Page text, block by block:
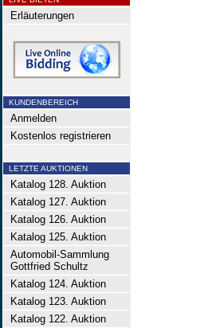
Erläuterungen
KUNDENBEREICH
Anmelden
Kostenlos registrieren
LETZTE AUKTIONEN
Katalog 128. Auktion
Katalog 127. Auktion
Katalog 126. Auktion
Katalog 125. Auktion
Automobil-Sammlung
Gottfried Schultz
Katalog 124. Auktion
Katalog 123. Auktion
Katalog 122. Auktion